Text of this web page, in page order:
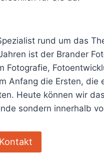
rund um das
ist der Brander
Fotografie,
Anfang die Ersten, die
Heute können wir
sondern innerhalb
Kontakt